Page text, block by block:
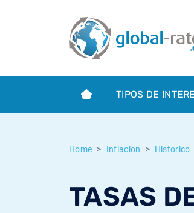
TIPOS DE
Home Inflacion Historico
TASAS
Term SOFR
¿Qué es la inflación IPC?
¿Qué es la inflación IPCA?
Inflación Mexicano - IPC
Euribor - histórico
ESTER - histórico
Calculadora de inflación